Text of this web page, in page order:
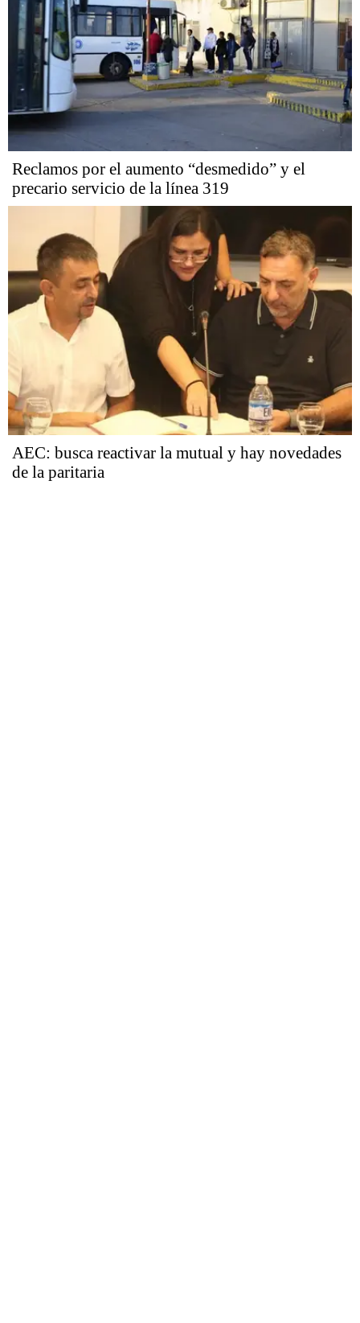
Reclamos por el aumento “desmedido” y el
precario servicio de la línea 319
AEC: busca reactivar la mutual y hay novedades
de la paritaria